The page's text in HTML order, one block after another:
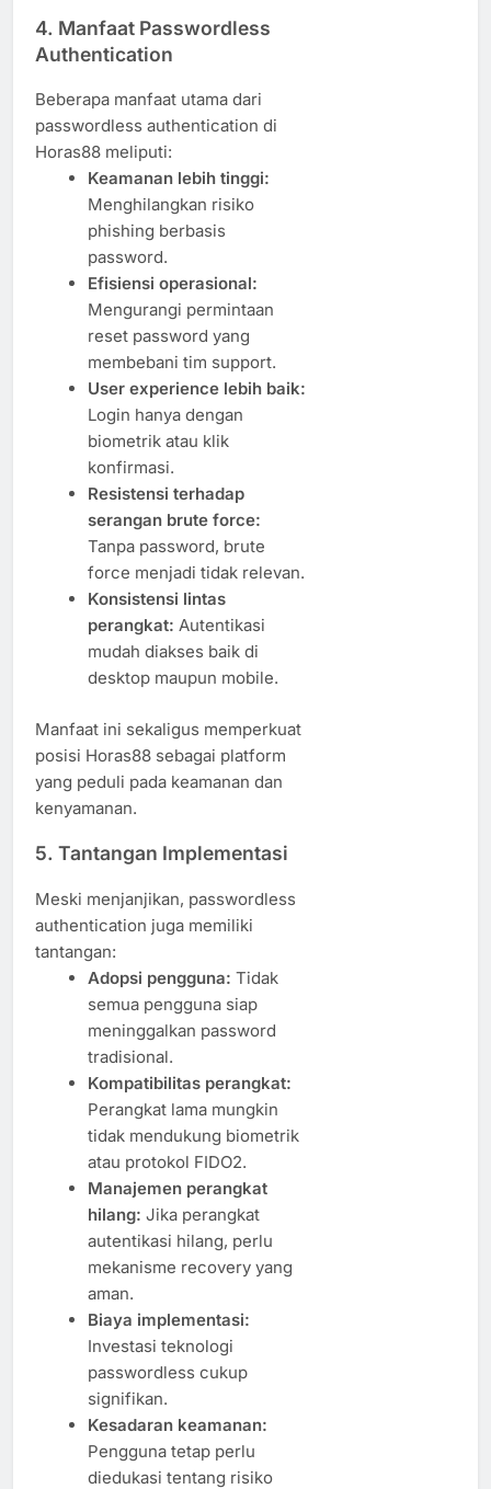
4. Manfaat Passwordless
Authentication
Beberapa manfaat utama dari
passwordless authentication di
Horas88 meliputi:
Keamanan lebih tinggi:
Menghilangkan risiko
phishing berbasis
password.
Efisiensi operasional:
Mengurangi permintaan
reset password yang
membebani tim support.
User experience lebih baik:
Login hanya dengan
biometrik atau klik
konfirmasi.
Resistensi terhadap
serangan brute force:
Tanpa password, brute
force menjadi tidak relevan.
Konsistensi lintas
perangkat: Autentikasi
mudah diakses baik di
desktop maupun mobile.
Manfaat ini sekaligus memperkuat
posisi Horas88 sebagai platform
yang peduli pada keamanan dan
kenyamanan.
5. Tantangan Implementasi
Meski menjanjikan, passwordless
authentication juga memiliki
tantangan:
Adopsi pengguna: Tidak
semua pengguna siap
meninggalkan password
tradisional.
Kompatibilitas perangkat:
Perangkat lama mungkin
tidak mendukung biometrik
atau protokol FIDO2.
Manajemen perangkat
hilang: Jika perangkat
autentikasi hilang, perlu
mekanisme recovery yang
aman.
Biaya implementasi:
Investasi teknologi
passwordless cukup
signifikan.
Kesadaran keamanan:
Pengguna tetap perlu
diedukasi tentang risiko